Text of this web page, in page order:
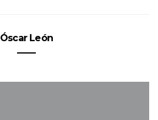
Óscar León